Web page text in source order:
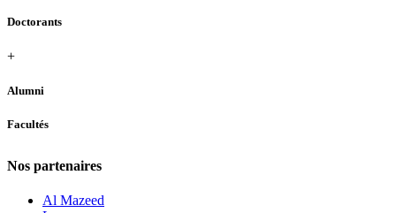
Doctorants
+
Alumni
Facultés
Nos partenaires
Al Mazeed